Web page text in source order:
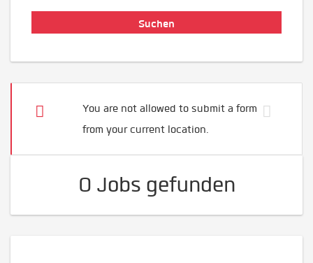
You are not allowed to submit a form
from your current location.
0 Jobs gefunden